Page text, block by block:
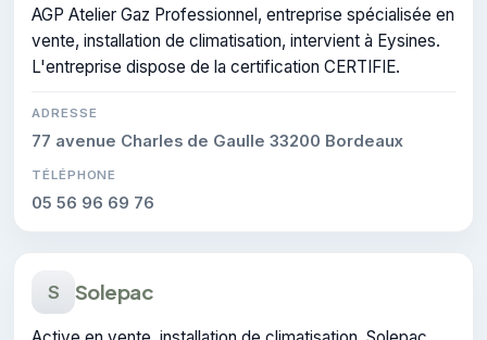
AGP Atelier Gaz Professionnel, entreprise spécialisée en
vente, installation de climatisation, intervient à Eysines.
L'entreprise dispose de la certification CERTIFIE.
ADRESSE
77 avenue Charles de Gaulle 33200 Bordeaux
TÉLÉPHONE
05 56 96 69 76
S Solepac